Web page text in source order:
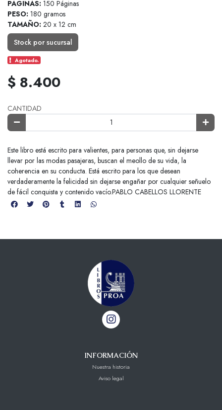
PAGINAS: 150 Páginas
PESO: 180 gramos
TAMAÑO: 20 x 12 cm
Stock por sucursal
Agotado.
$ 8.400
CANTIDAD
Este libro está escrito para valientes, para personas que, sin dejarse
llevar por las modas pasajeras, buscan el meollo de su vida, la
coherencia en su conducta. Está escrito para los que desean
verdaderamente la felicidad sin dejarse engañar por cualquier señuelo
de fácil conquista y contenido vacío.PABLO CABELLOS LLORENTE
INFORMACIÓN
Nuestra historia
Aviso legal